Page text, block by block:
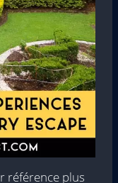
référence plus